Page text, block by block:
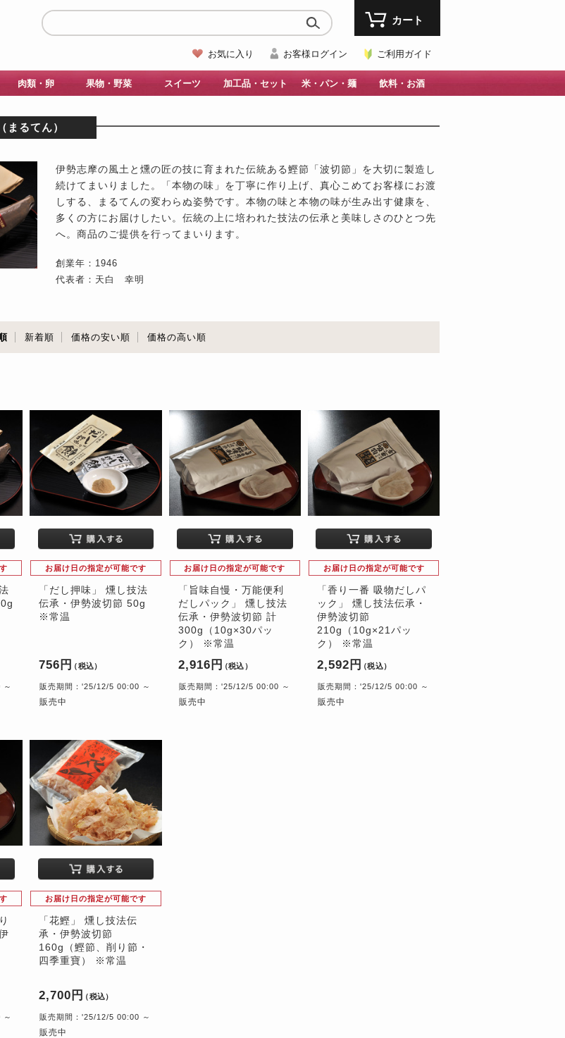
お気に入り お客様ログイン ご利用ガイド
カート
肉類・卵 果物・野菜 スイーツ 加工品・セット 米・パン・麺 飲料・お酒
まるてん）
伊勢志摩の風土と燻の匠の技に育まれた伝統ある鰹節「波切節」を大切に製造し
続けてまいりました。「本物の味」を丁寧に作り上げ、真心こめてお客様にお渡
しする、まるてんの変わらぬ姿勢です。本物の味と本物の味が生み出す健康を、
多くの方にお届けしたい。伝統の上に培われた技法の伝承と美味しさのひとつ先
へ。商品のご提供を行ってまいります。
創業年：1946
代表者：天白 幸明
新着順 価格の安い順 価格の高い順
～
お届け日の指定が可能です
「だし押味」 燻し技法
伝承・伊勢波切節 50g
※常温
756円 （税込）
販売期間：'25/12/5 00:00 ～
販売中
お届け日の指定が可能です
「旨味自慢・万能便利
だしパック」 燻し技法
伝承・伊勢波切節 計
300g（10g×30パッ
ク） ※常温
2,916円（税込）
販売期間：'25/12/5 00:00 ～
販売中
お届け日の指定が可能です
「香り一番 吸物だしパ
ック」 燻し技法伝承・
伊勢波切節
210g（10g×21パッ
ク） ※常温
2,592円 （税込）
販売期間：'25/12/5 00:00 ～
販売中
お届け日の指定が可能です
「花鰹」 燻し技法伝
承・伊勢波切節
160g（鰹節、削り節・
四季重寶） ※常温
2,700円 （税込）
販売期間：'25/12/5 00:00 ～
販売中